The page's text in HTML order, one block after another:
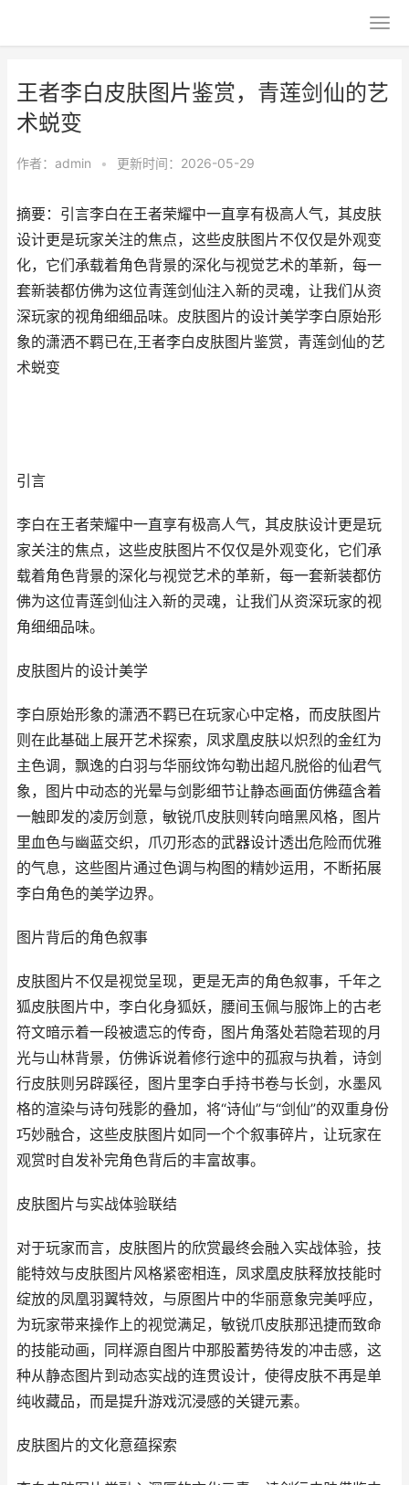
王者李白皮肤图片鉴赏，青莲剑仙的艺
术蜕变
作者： admin • 更新时间：2026-05-29
摘要：引言李白在王者荣耀中一直享有极高人气，其皮肤
设计更是玩家关注的焦点，这些皮肤图片不仅仅是外观变
化，它们承载着角色背景的深化与视觉艺术的革新，每一
套新装都仿佛为这位青莲剑仙注入新的灵魂，让我们从资
深玩家的视角细细品味。皮肤图片的设计美学李白原始形
象的潇洒不羁已在,王者李白皮肤图片鉴赏，青莲剑仙的艺
术蜕变
引言
李白在王者荣耀中一直享有极高人气，其皮肤设计更是玩
家关注的焦点，这些皮肤图片不仅仅是外观变化，它们承
载着角色背景的深化与视觉艺术的革新，每一套新装都仿
佛为这位青莲剑仙注入新的灵魂，让我们从资深玩家的视
角细细品味。
皮肤图片的设计美学
李白原始形象的潇洒不羁已在玩家心中定格，而皮肤图片
则在此基础上展开艺术探索，凤求凰皮肤以炽烈的金红为
主色调，飘逸的白羽与华丽纹饰勾勒出超凡脱俗的仙君气
象，图片中动态的光晕与剑影细节让静态画面仿佛蕴含着
一触即发的凌厉剑意，敏锐爪皮肤则转向暗黑风格，图片
里血色与幽蓝交织，爪刃形态的武器设计透出危险而优雅
的气息，这些图片通过色调与构图的精妙运用，不断拓展
李白角色的美学边界。
图片背后的角色叙事
皮肤图片不仅是视觉呈现，更是无声的角色叙事，千年之
狐皮肤图片中，李白化身狐妖，腰间玉佩与服饰上的古老
符文暗示着一段被遗忘的传奇，图片角落处若隐若现的月
光与山林背景，仿佛诉说着修行途中的孤寂与执着，诗剑
行皮肤则另辟蹊径，图片里李白手持书卷与长剑，水墨风
格的渲染与诗句残影的叠加，将“诗仙”与“剑仙”的双重身份
巧妙融合，这些皮肤图片如同一个个叙事碎片，让玩家在
观赏时自发补完角色背后的丰富故事。
皮肤图片与实战体验联结
对于玩家而言，皮肤图片的欣赏最终会融入实战体验，技
能特效与皮肤图片风格紧密相连，凤求凰皮肤释放技能时
绽放的凤凰羽翼特效，与原图片中的华丽意象完美呼应，
为玩家带来操作上的视觉满足，敏锐爪皮肤那迅捷而致命
的技能动画，同样源自图片中那股蓄势待发的冲击感，这
种从静态图片到动态实战的连贯设计，使得皮肤不再是单
纯收藏品，而是提升游戏沉浸感的关键元素。
皮肤图片的文化意蕴探索